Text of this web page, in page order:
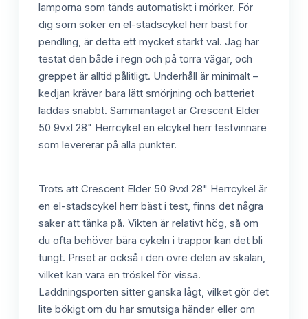
lamporna som tänds automatiskt i mörker. För
dig som söker en el-stadscykel herr bäst för
pendling, är detta ett mycket starkt val. Jag har
testat den både i regn och på torra vägar, och
greppet är alltid pålitligt. Underhåll är minimalt –
kedjan kräver bara lätt smörjning och batteriet
laddas snabbt. Sammantaget är Crescent Elder
50 9vxl 28" Herrcykel en elcykel herr testvinnare
som levererar på alla punkter.
Trots att Crescent Elder 50 9vxl 28" Herrcykel är
en el-stadscykel herr bäst i test, finns det några
saker att tänka på. Vikten är relativt hög, så om
du ofta behöver bära cykeln i trappor kan det bli
tungt. Priset är också i den övre delen av skalan,
vilket kan vara en tröskel för vissa.
Laddningsporten sitter ganska lågt, vilket gör det
lite bökigt om du har smutsiga händer eller om